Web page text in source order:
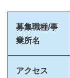
募集職種/事
業所名
アクセス